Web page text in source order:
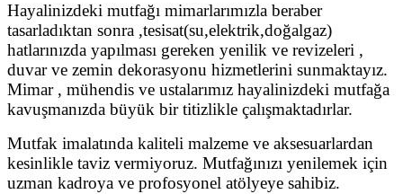
Hayalinizdeki mutfağı mimarlarımızla beraber
tasarladıktan sonra ,tesisat(su,elektrik,doğalgaz)
hatlarınızda yapılması gereken yenilik ve revizeleri ,
duvar ve zemin dekorasyonu hizmetlerini sunmaktayız.
Mimar , mühendis ve ustalarımız hayalinizdeki mutfağa
kavuşmanızda büyük bir titizlikle çalışmaktadırlar.
Mutfak imalatında kaliteli malzeme ve aksesuarlardan
kesinlikle taviz vermiyoruz. Mutfağınızı yenilemek için
uzman kadroya ve profosyonel atölyeye sahibiz.